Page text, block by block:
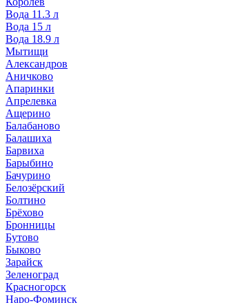
Вода 11.3 л
Вода 15 л
Вода 18.9 л
Мытищи
Александров
Аничково
Апаринки
Апрелевка
Ащерино
Балабаново
Балашиха
Барвиха
Барыбино
Бачурино
Белозёрский
Болтино
Брёхово
Бронницы
Бутово
Быково
Зарайск
Зеленоград
Красногорск
Наро-Фоминск